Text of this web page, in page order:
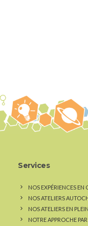
Services
NOS EXPÉRIENCES EN
NOS ATELIERS
NOS ATELIERS EN
NOTRE APPROCHE